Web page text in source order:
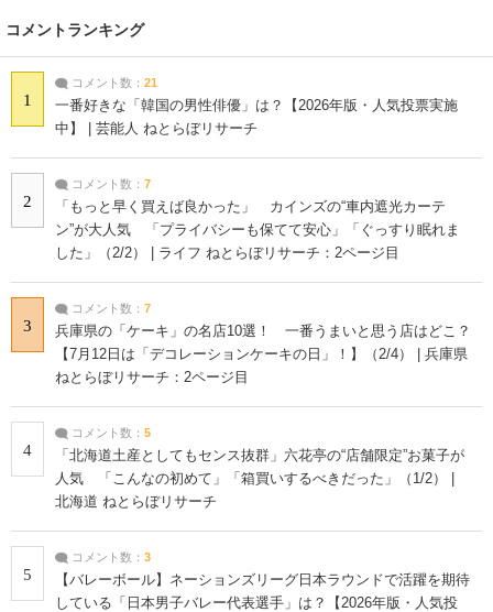
コメントランキング
1
コメント数： 21
一番好きな「韓国の男性俳優」は？【2026年版・人気投票実施
中】 | 芸能人 ねとらぼリサーチ
2
コメント数： 7
「もっと早く買えば良かった」 カインズの“車内遮光カーテ
ン”が大人気 「プライバシーも保てて安心」「ぐっすり眠れま
した」（2/2） | ライフ ねとらぼリサーチ：2ページ目
3
コメント数： 7
兵庫県の「ケーキ」の名店10選！ 一番うまいと思う店はどこ？
【7月12日は「デコレーションケーキの日」！】（2/4） | 兵庫県
ねとらぼリサーチ：2ページ目
4
コメント数： 5
「北海道土産としてもセンス抜群」六花亭の“店舗限定”お菓子が
人気 「こんなの初めて」「箱買いするべきだった」（1/2） |
北海道 ねとらぼリサーチ
5
コメント数： 3
【バレーボール】ネーションズリーグ日本ラウンドで活躍を期待
している「日本男子バレー代表選手」は？【2026年版・人気投